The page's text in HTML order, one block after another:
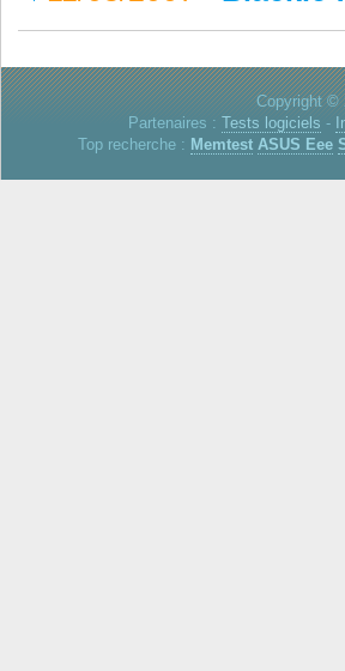
Copyright ©
Partenaires : Tests logiciels -
Top recherche : Memtest ASUS Eee